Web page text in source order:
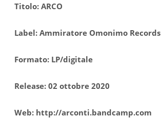
Titolo: ARCO
Label: Ammiratore Omonimo Records
Formato: LP/digitale
Release: 02 ottobre 2020
Web: http://arconti.bandcamp.com